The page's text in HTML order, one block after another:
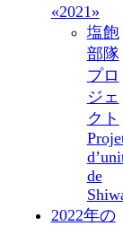
«2021»
塩飽
部隊
プロ
ジェ
クト
de
2022年の